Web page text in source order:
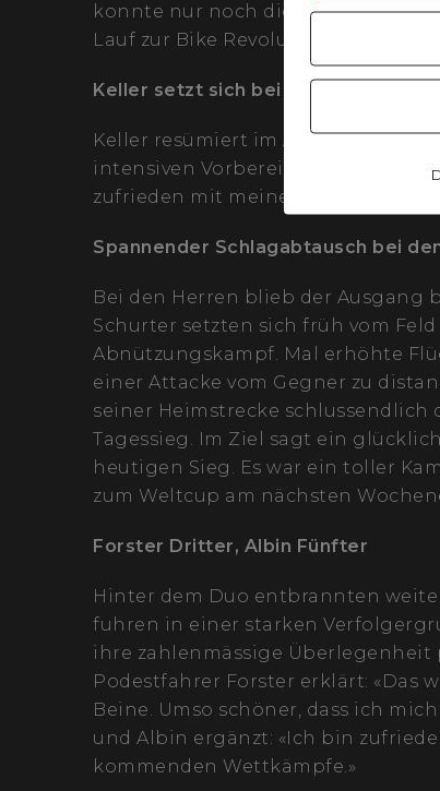
konnte nur noch die spätere
Lauf zur Bike Revolution
Keller setzt sich bei den Frauen früh
Keller resümiert im Anschluss:
intensiven Vorbereitung auf die
zufrieden mit meiner Leistung.»
Spannender Schlagabtausch bei
Bei den Herren blieb der Ausgang
Schurter setzten sich früh vom
Abnützungskampf. Mal erhöhte
einer Attacke vom Gegner zu
seiner Heimstrecke
Tagessieg. Im Ziel sagt ein
heutigen Sieg. Es war ein toller
zum Weltcup am nächsten
Forster Dritter, Albin Fünfter
Hinter dem Duo entbrannten
fuhren in einer starken
ihre zahlenmässige Überlegenheit
Podestfahrer Forster erklärt: «Das
Beine. Umso schöner, dass ich
und Albin ergänzt: «Ich bin
kommenden Wettkämpfe.»